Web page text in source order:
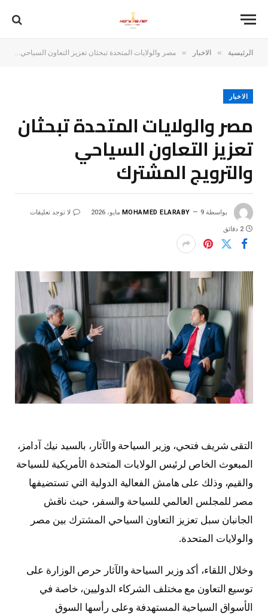
الرئيسية » الاخبار » مصر والولايات المتحدة تبحثان تعزيز التعاون السياحي والترويج المشترك
الاخبار
مصر والولايات المتحدة تبحثان
تعزيز التعاون السياحي
والترويج المشترك
بواسطة MOHAMED ELARABY 9 مايو، 2026 لا توجد تعليقات
2 دقائق
التقى شريف فتحي، وزير السياحة والآثار، بالسيد نيك آدامز،
المبعوث الخاص لرئيس الولايات المتحدة الأمريكية للسياحة
والقيم، وذلك على هامش الفعالية الدولية التي تستضيفها
مصر للمجلس العالمي للسياحة والسفر، حيث ناقش
الجانبان سبل تعزيز التعاون السياحي المشترك بين مصر
والولايات المتحدة.
وخلال اللقاء، أكد وزير السياحة والآثار حرص الوزارة على
توسيع التعاون مع مختلف الشركاء الدوليين، خاصة في
الأسواق السياحية المستهدفة وعلى رأسها السوق